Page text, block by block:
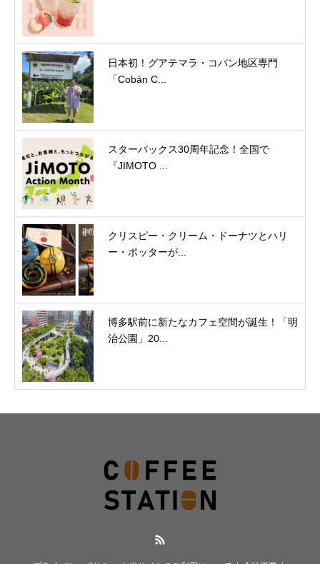
日本初！グアテマラ・コバン地区専門
「Cobán C...
スターバックス30周年記念！全国で
『JIMOTO ...
クリスピー・クリーム・ドーナツとハリ
ー・ポッターが...
博多駅前に新たなカフェ空間が誕生！「明
治公園」20...